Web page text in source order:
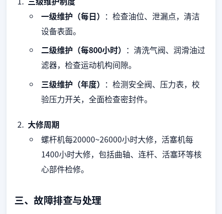
一级维护（每日） ：检查油位、泄漏点，清洁
设备表面。
二级维护（每800小时） ：清洗气阀、润滑油过
滤器，检查运动机构间隙。
三级维护（年度） ：检测安全阀、压力表，校
验压力开关，全面检查密封件。
大修周期
螺杆机每20000~26000小时大修，活塞机每
1400小时大修，包括曲轴、连杆、活塞环等核
心部件检修。
三、故障排查与处理